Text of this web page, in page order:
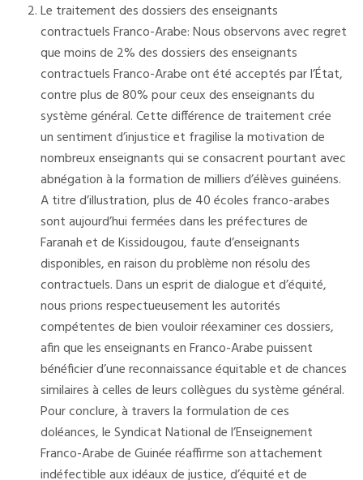
Le traitement des dossiers des enseignants
contractuels Franco-Arabe: Nous observons avec regret
que moins de 2% des dossiers des enseignants
contractuels Franco-Arabe ont été acceptés par l’État,
contre plus de 80% pour ceux des enseignants du
système général. Cette différence de traitement crée
un sentiment d’injustice et fragilise la motivation de
nombreux enseignants qui se consacrent pourtant avec
abnégation à la formation de milliers d’élèves guinéens.
A titre d’illustration, plus de 40 écoles franco-arabes
sont aujourd’hui fermées dans les préfectures de
Faranah et de Kissidougou, faute d’enseignants
disponibles, en raison du problème non résolu des
contractuels. Dans un esprit de dialogue et d’équité,
nous prions respectueusement les autorités
compétentes de bien vouloir réexaminer ces dossiers,
afin que les enseignants en Franco-Arabe puissent
bénéficier d’une reconnaissance équitable et de chances
similaires à celles de leurs collègues du système général.
Pour conclure, à travers la formulation de ces
doléances, le Syndicat National de l’Enseignement
Franco-Arabe de Guinée réaffirme son attachement
indéfectible aux idéaux de justice, d’équité et de